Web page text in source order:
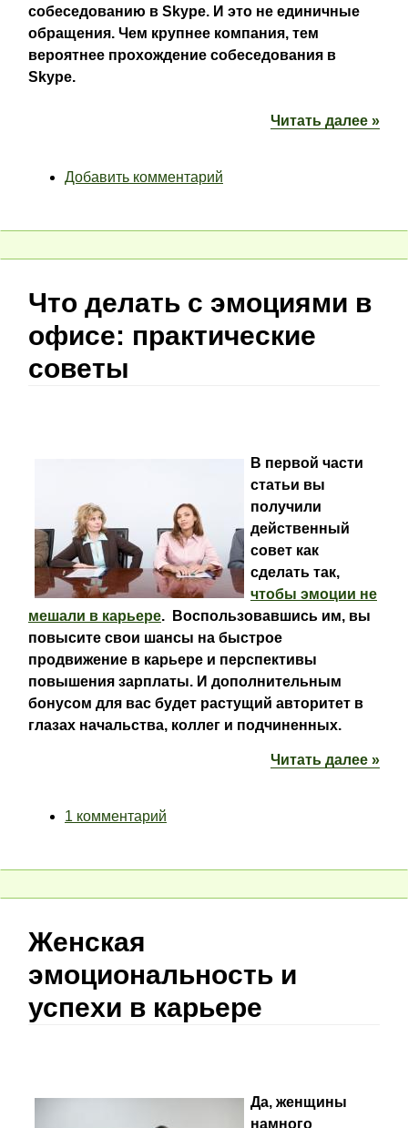
собеседованию в Skype. И это не единичные
обращения. Чем крупнее компания, тем
вероятнее прохождение собеседования в
Skype.
Читать далее »
Добавить комментарий
Что делать с эмоциями в
офисе: практические
советы
В первой части
статьи вы
получили
действенный
совет как
сделать так,
чтобы эмоции не
мешали в карьере. Воспользовавшись им, вы
повысите свои шансы на быстрое
продвижение в карьере и перспективы
повышения зарплаты. И дополнительным
бонусом для вас будет растущий авторитет в
глазах начальства, коллег и подчиненных.
Читать далее »
1 комментарий
Женская
эмоциональность и
успехи в карьере
Да, женщины
намного